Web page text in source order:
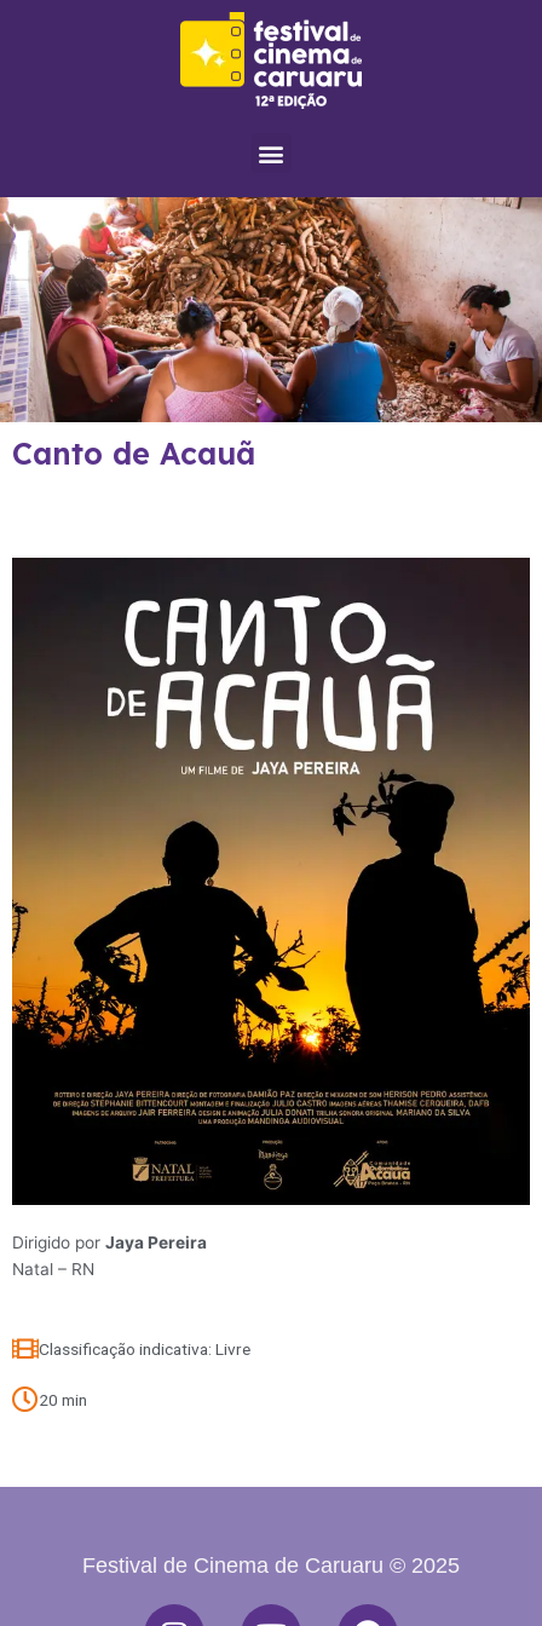
Menu
Canto de Acauã
Dirigido por Jaya Pereira
Natal – RN
Classificação indicativa: Livre
20 min
Festival de Cinema de Caruaru © 2025
InstagramYoutubeFacebook